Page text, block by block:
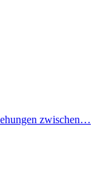
zwischen…